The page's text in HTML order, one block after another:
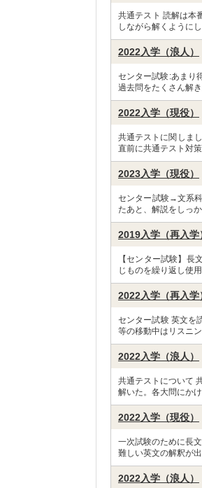
共通テスト 読解は本
しながら解くように
2022入学（浪人）
センター試験:あまり
過去問をたくさん解
2022入学（現役）
共通テストに関しま
直前に共通テスト対
2023入学（現役）
センター試験→文系
たあと、解説をしっ
2019入学（再入学
【センター試験】長
じものを繰り返し使
2022入学（再入学
センター試験 英文を
等の移動中はリスニ
2022入学（浪人）
共通テストについて
解いた。各大問にか
2022入学（現役）
一次試験のために長
難しい英文の解釈が
2022入学（浪人）